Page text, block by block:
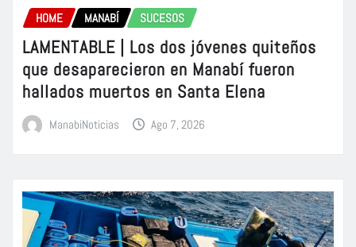
HOME MANABÍ SUCESOS
LAMENTABLE | Los dos jóvenes quiteños
que desaparecieron en Manabí fueron
hallados muertos en Santa Elena
ManabiNoticias Ago 7, 2026